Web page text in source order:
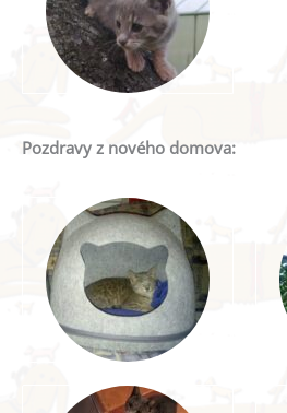
Pozdravy z nového domova: